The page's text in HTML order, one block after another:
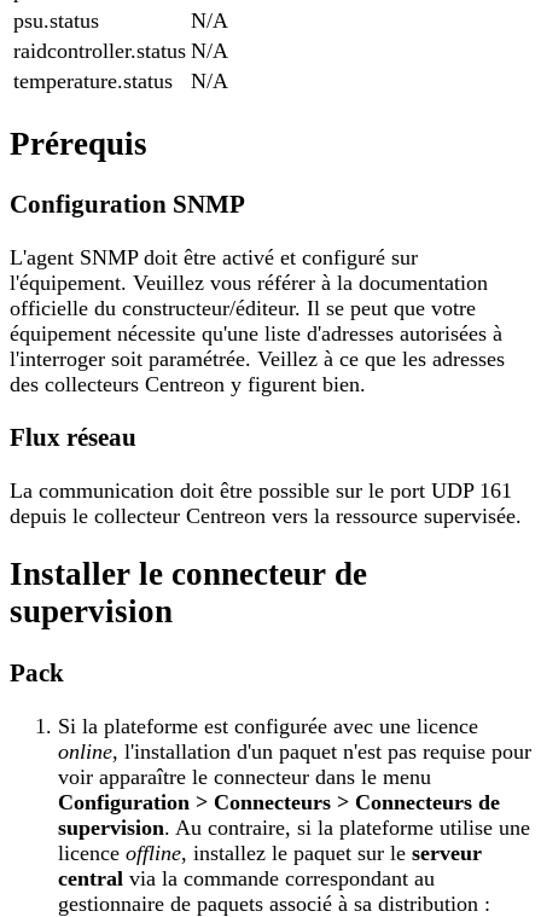
psu.status
N/A
raidcontroller.status N/A
temperature.status
N/A
Prérequis
Configuration SNMP
L'agent SNMP doit être activé et configuré sur
l'équipement. Veuillez vous référer à la documentation
officielle du constructeur/éditeur. Il se peut que votre
équipement nécessite qu'une liste d'adresses autorisées à
l'interroger soit paramétrée. Veillez à ce que les adresses
des collecteurs Centreon y figurent bien.
Flux réseau
La communication doit être possible sur le port UDP 161
depuis le collecteur Centreon vers la ressource supervisée.
Installer le connecteur de
supervision
Pack
Si la plateforme est configurée avec une licence
online, l'installation d'un paquet n'est pas requise pour
voir apparaître le connecteur dans le menu
Configuration > Connecteurs > Connecteurs de
supervision. Au contraire, si la plateforme utilise une
licence offline, installez le paquet sur le serveur
central via la commande correspondant au
gestionnaire de paquets associé à sa distribution :